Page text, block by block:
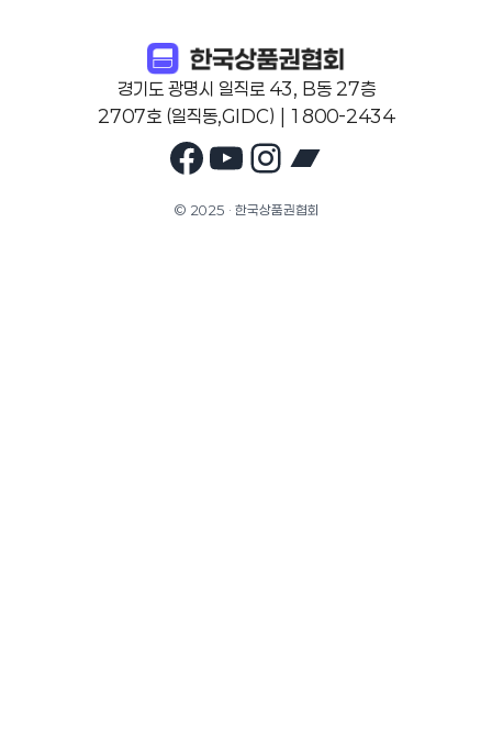
경기도 광명시 일직로 43, B동 27층
2707호 (일직동,GIDC) | 1800-2434
Facebook
YouTube
Instagram
© 2025 · 한국상품권협회